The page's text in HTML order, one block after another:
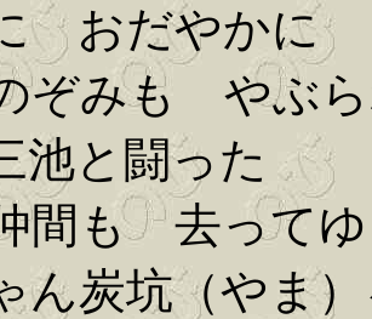
おだやかに
ぞみも やぶ
池と闘った
間も 去って
炭坑（やま